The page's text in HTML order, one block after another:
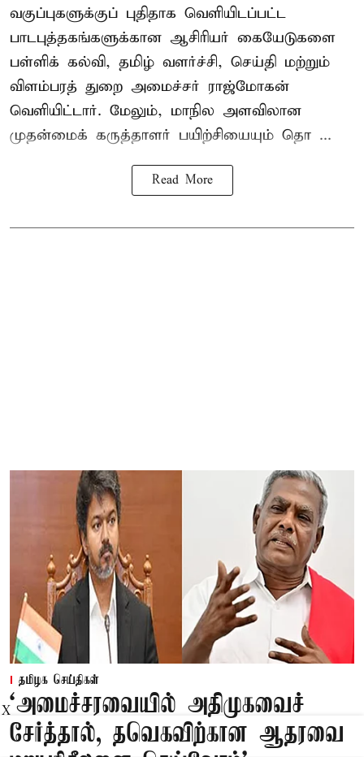
வகுப்புகளுக்குப் புதிதாக வெளியிடப்பட்ட
பாடபுத்தகங்களுக்கான ஆசிரியர் கையேடுகளை
பள்ளிக் கல்வி, தமிழ் வளர்ச்சி, செய்தி மற்றும்
விளம்பரத் துறை அமைச்சர் ராஜ்மோகன்
வெளியிட்டார். மேலும், மாநில அளவிலான
முதன்மைக் கருத்தாளர் பயிற்சியையும் தொ ...
Read More
தமிழக செய்திகள்
‘அமைச்சரவையில் அதிமுகவைச்
சேர்த்தால், தவெகவிற்கான ஆதரவை
X